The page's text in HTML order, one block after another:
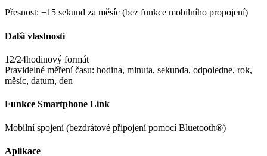
Přesnost: ±15 sekund za měsíc (bez funkce mobilního propojení)
Další vlastnosti
12/24hodinový formát
Pravidelné měření času: hodina, minuta, sekunda, odpoledne, rok,
měsíc, datum, den
Funkce Smartphone Link
Mobilní spojení (bezdrátové připojení pomocí Bluetooth®)
Aplikace